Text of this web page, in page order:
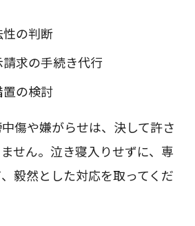
の判断
求の手続き代行
の検討
傷や嫌がらせは、決して許さ
せん。泣き寝入りせずに、専
毅然とした対応を取ってくだ